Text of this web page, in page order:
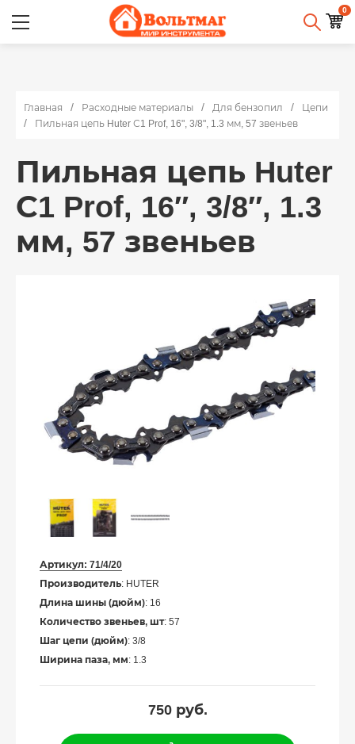
0
Главная Расходные материалы Для бензопил
Цепи
Пильная цепь Huter С1 Prof, 16", 3/8", 1.3 мм, 57 звеньев
Пильная цепь Huter
С1 Prof, 16″, 3/8″, 1.3
мм, 57 звеньев
Артикул: 71/4/20
Производитель: HUTER
Длина шины (дюйм): 16
Количество звеньев, шт: 57
Шаг цепи (дюйм): 3/8
Ширина паза, мм: 1.3
750руб.